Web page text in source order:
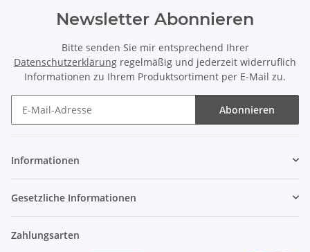
Newsletter Abonnieren
Bitte senden Sie mir entsprechend Ihrer
Datenschutzerklärung regelmäßig und jederzeit widerruflich
Informationen zu Ihrem Produktsortiment per E-Mail zu.
Abonnieren
Informationen
Gesetzliche Informationen
Zahlungsarten